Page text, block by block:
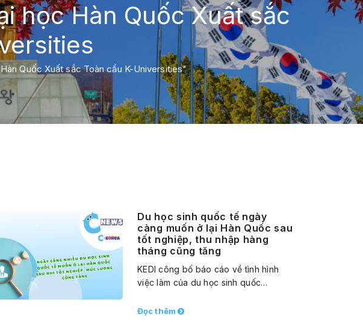
học Hàn Quốc Xuất sắc
Quốc Xuất sắc Toàn cầu K-Universities"
Du học sinh quốc tế ngày
càng muốn ở lại Hàn Quốc sau
tốt nghiệp, thu nhập hàng
tháng cũng tăng
KEDI công bố báo cáo về tình hình
việc làm của du học sinh quốc…
Đọc thêm